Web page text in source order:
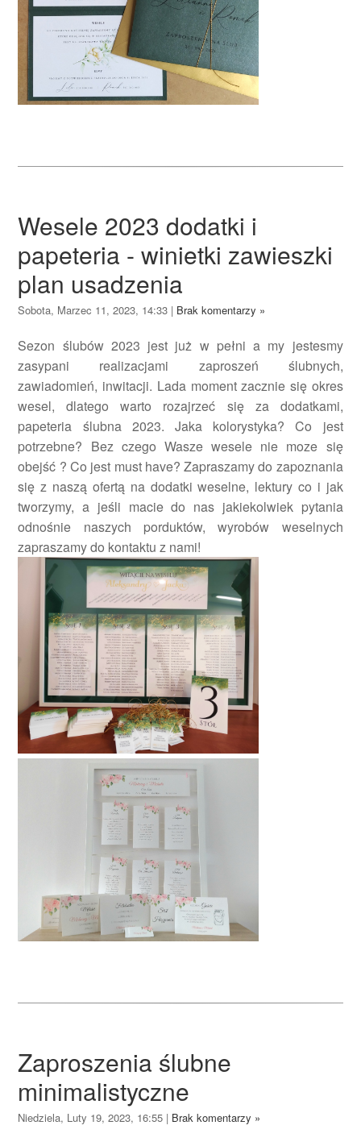
Wesele 2023 dodatki i
papeteria - winietki zawieszki
plan usadzenia
Sobota, Marzec 11, 2023, 14:33 | Brak komentarzy »
Sezon ślubów 2023 jest już w pełni a my jestesmy
zasypani realizacjami zaproszeń ślubnych,
zawiadomień, inwitacji. Lada moment zacznie się okres
wesel, dlatego warto rozajrzeć się za dodatkami,
papeteria ślubna 2023. Jaka kolorystyka? Co jest
potrzebne? Bez czego Wasze wesele nie moze się
obejść ? Co jest must have? Zapraszamy do zapoznania
się z naszą ofertą na dodatki weselne, lektury co i jak
tworzymy, a jeśli macie do nas jakiekolwiek pytania
odnośnie naszych porduktów, wyrobów weselnych
zapraszamy do kontaktu z nami!
Zaproszenia ślubne
minimalistyczne
Niedziela, Luty 19, 2023, 16:55 | Brak komentarzy »